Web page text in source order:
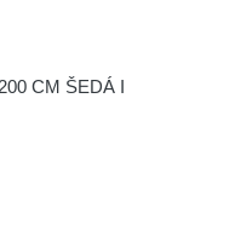
CM ŠEDÁ I